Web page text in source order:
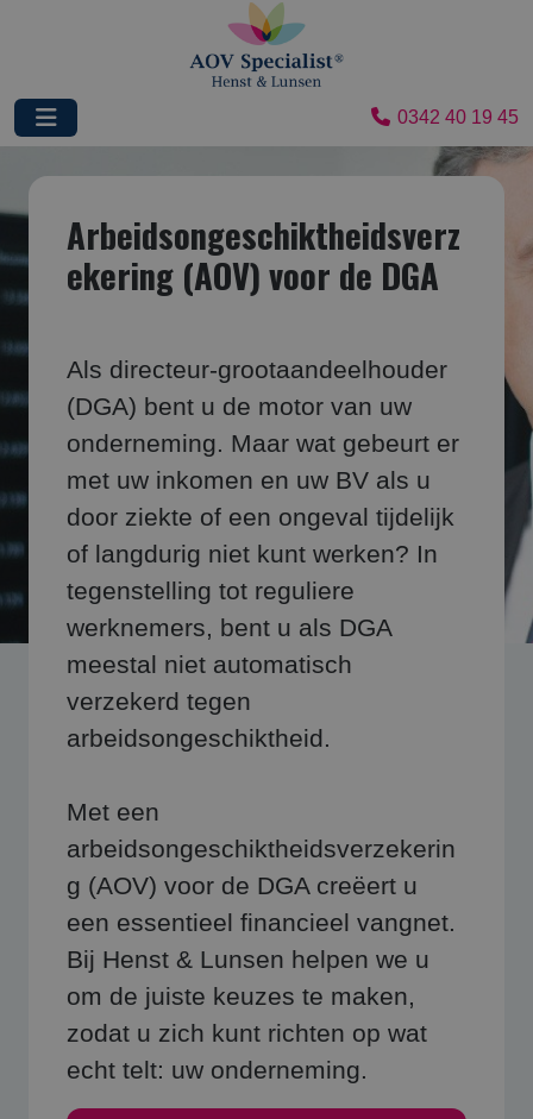
0342 40 19 45
Arbeidsongeschiktheidsverz
ekering (AOV) voor de DGA
Als directeur-grootaandeelhouder
(DGA) bent u de motor van uw
onderneming. Maar wat gebeurt er
met uw inkomen en uw BV als u
door ziekte of een ongeval tijdelijk
of langdurig niet kunt werken? In
tegenstelling tot reguliere
werknemers, bent u als DGA
meestal niet automatisch
verzekerd tegen
arbeidsongeschiktheid.
Met een
arbeidsongeschiktheidsverzekerin
g (AOV) voor de DGA creëert u
een essentieel financieel vangnet.
Bij Henst & Lunsen helpen we u
om de juiste keuzes te maken,
zodat u zich kunt richten op wat
echt telt: uw onderneming.